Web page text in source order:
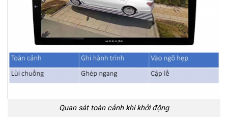
Quan sát toàn cảnh khi khởi động